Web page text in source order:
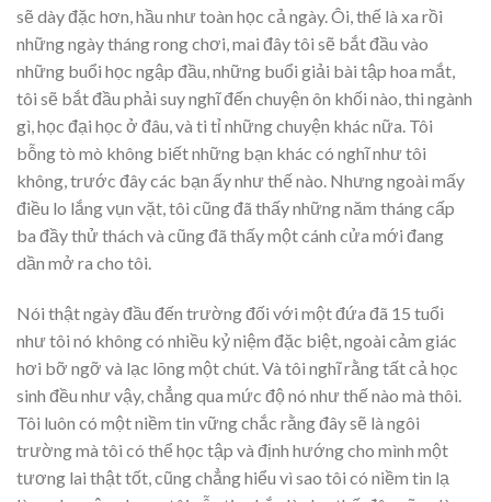
sẽ dày đặc hơn, hầu như toàn học cả ngày. Ôi, thế là xa rồi
những ngày tháng rong chơi, mai đây tôi sẽ bắt đầu vào
những buổi học ngập đầu, những buổi giải bài tập hoa mắt,
tôi sẽ bắt đầu phải suy nghĩ đến chuyện ôn khối nào, thi ngành
gì, học đại học ở đâu, và ti tỉ những chuyện khác nữa. Tôi
bỗng tò mò không biết những bạn khác có nghĩ như tôi
không, trước đây các bạn ấy như thế nào. Nhưng ngoài mấy
điều lo lắng vụn vặt, tôi cũng đã thấy những năm tháng cấp
ba đầy thử thách và cũng đã thấy một cánh cửa mới đang
dần mở ra cho tôi.
Nói thật ngày đầu đến trường đối với một đứa đã 15 tuổi
như tôi nó không có nhiều kỷ niệm đặc biệt, ngoài cảm giác
hơi bỡ ngỡ và lạc lõng một chút. Và tôi nghĩ rằng tất cả học
sinh đều như vậy, chẳng qua mức độ nó như thế nào mà thôi.
Tôi luôn có một niềm tin vững chắc rằng đây sẽ là ngôi
trường mà tôi có thể học tập và định hướng cho mình một
tương lai thật tốt, cũng chẳng hiểu vì sao tôi có niềm tin lạ